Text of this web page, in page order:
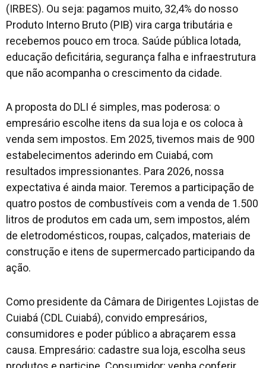
(IRBES). Ou seja: pagamos muito, 32,4% do nosso
Produto Interno Bruto (PIB) vira carga tributária e
recebemos pouco em troca. Saúde pública lotada,
educação deficitária, segurança falha e infraestrutura
que não acompanha o crescimento da cidade.
A proposta do DLI é simples, mas poderosa: o
empresário escolhe itens da sua loja e os coloca à
venda sem impostos. Em 2025, tivemos mais de 900
estabelecimentos aderindo em Cuiabá, com
resultados impressionantes. Para 2026, nossa
expectativa é ainda maior. Teremos a participação de
quatro postos de combustíveis com a venda de 1.500
litros de produtos em cada um, sem impostos, além
de eletrodomésticos, roupas, calçados, materiais de
construção e itens de supermercado participando da
ação.
Como presidente da Câmara de Dirigentes Lojistas de
Cuiabá (CDL Cuiabá), convido empresários,
consumidores e poder público a abraçarem essa
causa. Empresário: cadastre sua loja, escolha seus